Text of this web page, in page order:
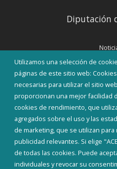
Utilizamos una selección de
páginas de este sitio web:
necesarias para utilizar el sitio
proporcionan una mejor facilidad
cookies de rendimiento, que
agregados sobre el uso y las
de marketing, que se utilizan
publicidad relevantes. Si elige
de todas las cookies. Puede
individuales y revocar su
Diputación
Corporación
Teléfonos
INICIAR
MAPA